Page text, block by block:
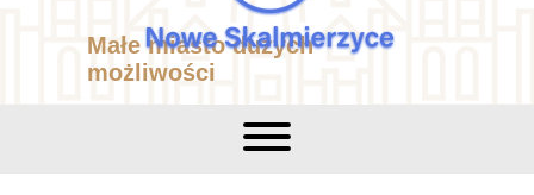
Małe miasto dużych
możliwości